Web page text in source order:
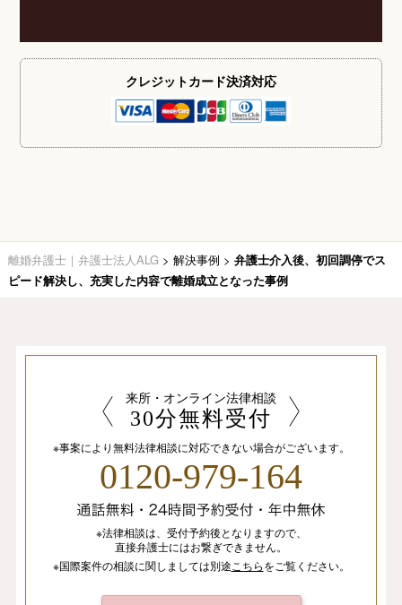
クレジットカード決済対応
離婚弁護士｜弁護士法人ALG > 解決事例 > 弁護士介入後、初回調停でス
ピード解決し、充実した内容で離婚成立となった事例
来所・オンライン法律相談
30分無料受付
※事案により無料法律相談に対応できない場合がございます。
0120-979-164
※法律相談は、 受付予約後となりますので、
直接弁護士にはお繋ぎできません。
※国際案件の相談に関しましては別途 こちらをご覧ください。